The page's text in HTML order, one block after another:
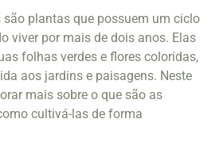
são plantas que possuem um ciclo
viver por mais de dois anos. Elas
folhas verdes e flores coloridas,
aos jardins e paisagens. Neste
mais sobre o que são as
cultivá-las de forma